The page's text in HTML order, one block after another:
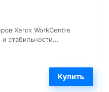
Xerox WorkCentre
стабильности...